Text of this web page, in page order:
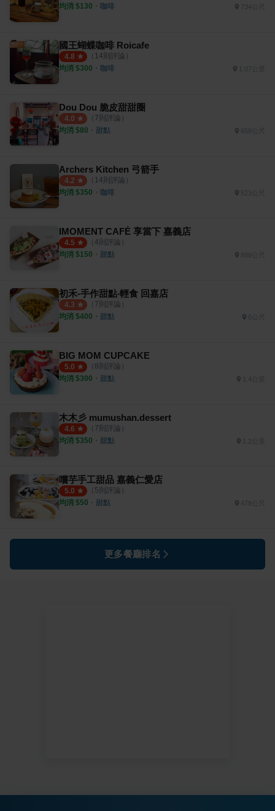
均消 $130 ・ 咖啡 734公尺
國王蝴蝶咖啡 Roicafe
4.8 （ 14則評論）
均消 $300 ・ 咖啡
Dou Dou 脆皮甜甜圈
4.0 （ 7則評論）
均消 $80 ・ 甜點 658公尺
Archers Kitchen 弓箭手
4.2 （ 14則評論）
均消 $350 ・ 咖啡 523公尺
IMOMENT CAFÉ 享當下 嘉義店
4.5 （ 4則評論）
均消 $150 ・ 甜點
初禾-手作甜點‧輕食 回嘉店
4.3 （ 7則評論）
均消 $400 ・ 甜點
BIG MOM CUPCAKE
5.0 （ 8則評論）
均消 $300 ・ 甜點 1.4公里
木木彡 mumushan.dessert
4.6 （ 7則評論）
均消 $350 ・ 甜點
嚐芋手工甜品 嘉義仁愛店
5.0 （ 5則評論）
均消 $50 ・ 甜點 478公尺
更多餐廳排名